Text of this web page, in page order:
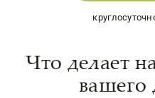
Что делает
вашего